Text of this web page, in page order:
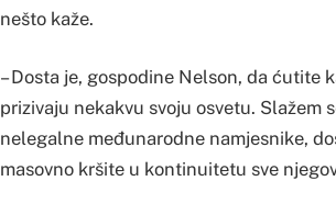
nešto kaže.
– Dosta je, gospodine Nelson, da ćutite
prizivaju nekakvu svoju osvetu. Slažem
nelegalne međunarodne namjesnike,
masovno kršite u kontinuitetu sve